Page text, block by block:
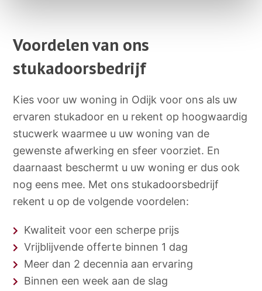
Voordelen van ons
stukadoorsbedrijf
Kies voor uw woning in Odijk voor ons als uw
ervaren stukadoor en u rekent op hoogwaardig
stucwerk waarmee u uw woning van de
gewenste afwerking en sfeer voorziet. En
daarnaast beschermt u uw woning er dus ook
nog eens mee. Met ons stukadoorsbedrijf
rekent u op de volgende voordelen:
Kwaliteit voor een scherpe prijs
Vrijblijvende offerte binnen 1 dag
Meer dan 2 decennia aan ervaring
Binnen een week aan de slag